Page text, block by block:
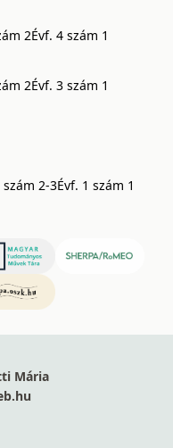
2Évf. 4 szám 1
2Évf. 3 szám 1
szám 2-3Évf. 1 szám 1
Mária